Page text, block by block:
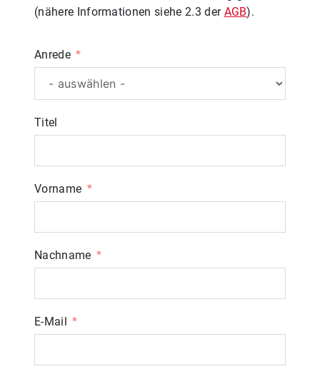
(nähere Informationen siehe 2.3 der AGB).
Anrede
Titel
Vorname
Nachname
E-Mail